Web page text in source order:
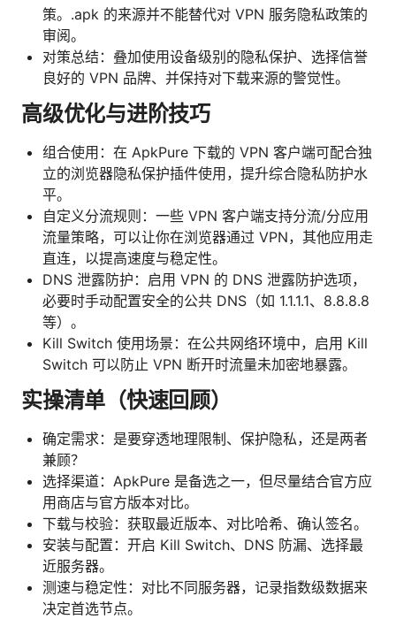
策。.apk 的来源并不能替代对 VPN 服务隐私政策的
审阅。
对策总结：叠加使用设备级别的隐私保护、选择信誉
良好的 VPN 品牌、并保持对下载来源的警觉性。
高级优化与进阶技巧
组合使用：在 ApkPure 下载的 VPN 客户端可配合独
立的浏览器隐私保护插件使用，提升综合隐私防护水
平。
自定义分流规则：一些 VPN 客户端支持分流/分应用
流量策略，可以让你在浏览器通过 VPN，其他应用走
直连，以提高速度与稳定性。
DNS 泄露防护：启用 VPN 的 DNS 泄露防护选项，
必要时手动配置安全的公共 DNS（如 1.1.1.1、8.8.8.8
等）。
Kill Switch 使用场景：在公共网络环境中，启用 Kill
Switch 可以防止 VPN 断开时流量未加密地暴露。
实操清单（快速回顾）
确定需求：是要穿透地理限制、保护隐私，还是两者
兼顾？
选择渠道：ApkPure 是备选之一，但尽量结合官方应
用商店与官方版本对比。
下载与校验：获取最近版本、对比哈希、确认签名。
安装与配置：开启 Kill Switch、DNS 防漏、选择最
近服务器。
测速与稳定性：对比不同服务器，记录指数级数据来
决定首选节点。